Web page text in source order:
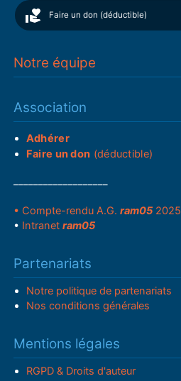
Faire un don (déductible)
Notre équipe
Association
Adhérer
Faire un don (déductible)
• Compte-rendu A.G.ram05 2025
• Intranetram05
Partenariats
Notre politique de partenariats
Nos conditions générales
Mentions légales
RGPD & Droits d'auteur